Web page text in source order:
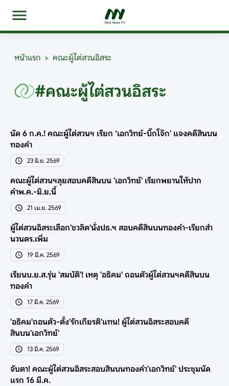
หน้าแรก > คณะผู้ไต่สวนอิสระ
#คณะผู้ไต่สวนอิสระ
นัด 6 ก.ค.! คณะผู้ไต่สวนฯ เรียก ‘เอกวิทย์-บิ๊กโจ๊ก' แจงคดีสินบน
ทองคำ
23 มิ.ย. 2569
คณะผู้ไต่สวนฯลุยสอบคดีสินบน 'เอกวิทย์' เรียกพยานให้ปาก
คำพ.ค.-มิ.ย.นี้
21 เม.ย. 2569
ผู้ไต่สวนอิสระเลือก'ชวลิต'นั่งปธ.ฯ สอบคดีสินบนทองคำ-เรียกสำ
นวนตร.เพิ่ม
19 มี.ค. 2569
เรียนบ.ย.ส.รุ่น 'สมบัติ'! เหตุ 'อธิคม' ถอนตัวผู้ไต่สวนฯคดีสินบน
ทองคำ
17 มี.ค. 2569
'อธิคม'ถอนตัว-ตั้ง'รักเกียรติ'แทน! ผู้ไต่สวนอิสระสอบคดี
สินบน'เอกวิทย์'
13 มี.ค. 2569
จับตา! คณะผู้ไต่สวนอิสระสอบสินบนทองคำ'เอกวิทย์' ประชุมนัด
แรก 16 มี.ค.